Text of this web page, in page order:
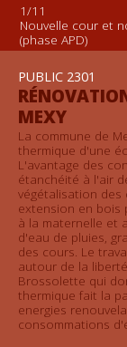
1/11
Nouvelle cour et
(phase APD)
PUBLIC 2301
MEXY
La commune de
thermique d'une
L'avantage des
étanchéité à l'air
végétalisation des
extension en bois
à la maternelle et
d'eau de pluies,
des cours. Le
autour de la
Brossolette qui
thermique fait la
energies
consommations